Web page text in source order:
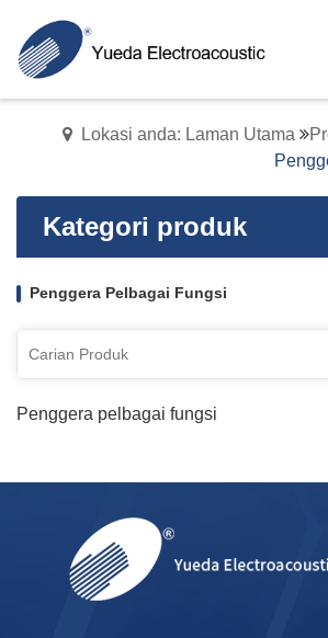
Lokasi anda: Laman Utama
Kategori produk
Penggera Pelbagai Fungsi
Penggera pelbagai fungsi